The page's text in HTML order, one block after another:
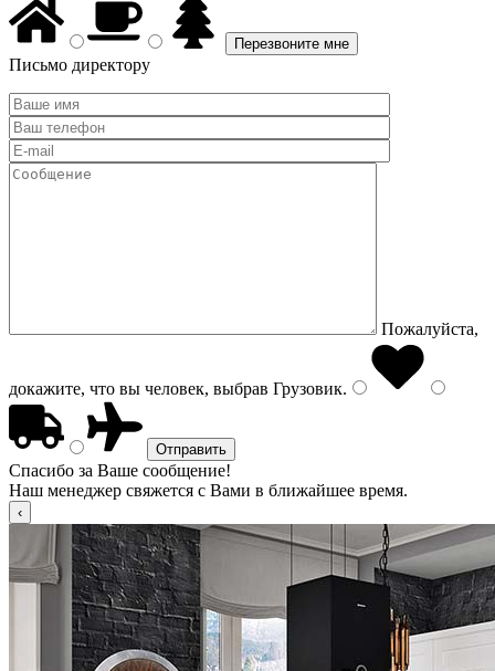
Письмо директору
Пожалуйста,
докажите, что вы человек, выбрав Грузовик.
Спасибо за Ваше сообщение!
Наш менеджер свяжется с Вами в ближайшее время.